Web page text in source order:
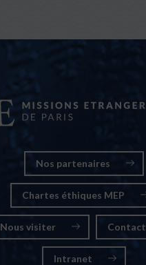
Nos partenaires
Chartes éthiques MEP
Nous visiter Contact
Intranet